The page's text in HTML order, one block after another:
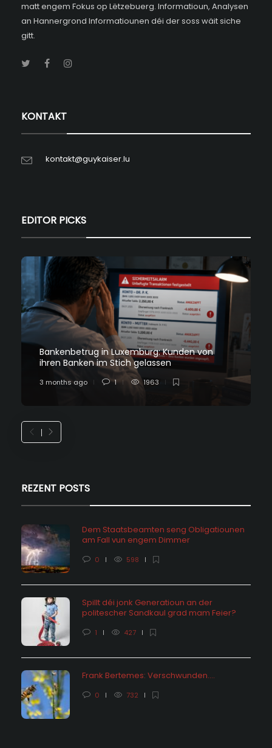
matt engem Fokus op Lëtzebuerg. Informatioun, Analysen
an Hannergrond Informatiounen déi der soss wäit siche
gitt.
KONTAKT
kontakt@guykaiser.lu
EDITOR PICKS
Bankenbetrug in Luxemburg: Kunden von
ihren Banken im Stich gelassen
3 months ago 1 1963
REZENT POSTS
Dem Staatsbeamten seng Obligatiounen
am Fall vun engem Dimmer
0 598
Spillt déi jonk Generatioun an der
politescher Sandkaul grad mam Feier?
1 427
Frank Bertemes: Verschwunden….
0 732